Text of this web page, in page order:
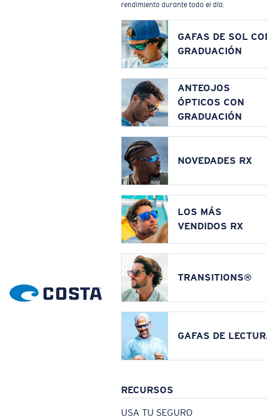
rendimiento durante todo el día.
GAFAS DE SOL
GRADUACIÓN
ANTEOJOS
ÓPTICOS CON
GRADUACIÓN
NOVEDADES RX
LOS MÁS
VENDIDOS RX
TRANSITIONS®
GAFAS DE
RECURSOS
USA TU SEGURO